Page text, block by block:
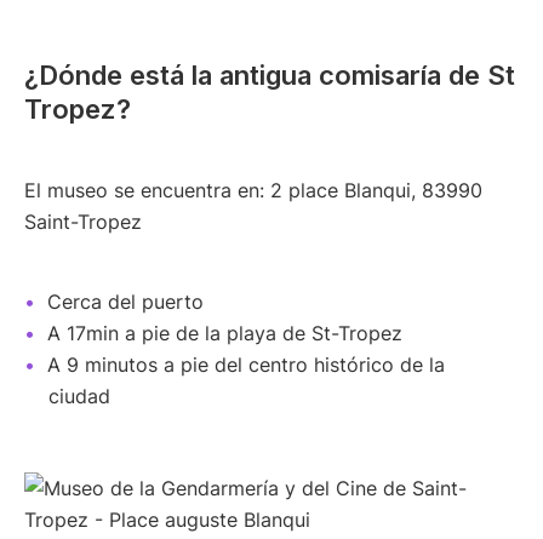
¿Dónde está la antigua comisaría de St
Tropez?
El museo se encuentra en: 2 place Blanqui, 83990
Saint-Tropez
Cerca del puerto
A 17min a pie de la playa de St-Tropez
A 9 minutos a pie del centro histórico de la
ciudad